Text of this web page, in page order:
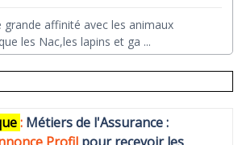
affinité avec les animaux
les Nac,les lapins et ga ...
: Métiers de l'Assurance :